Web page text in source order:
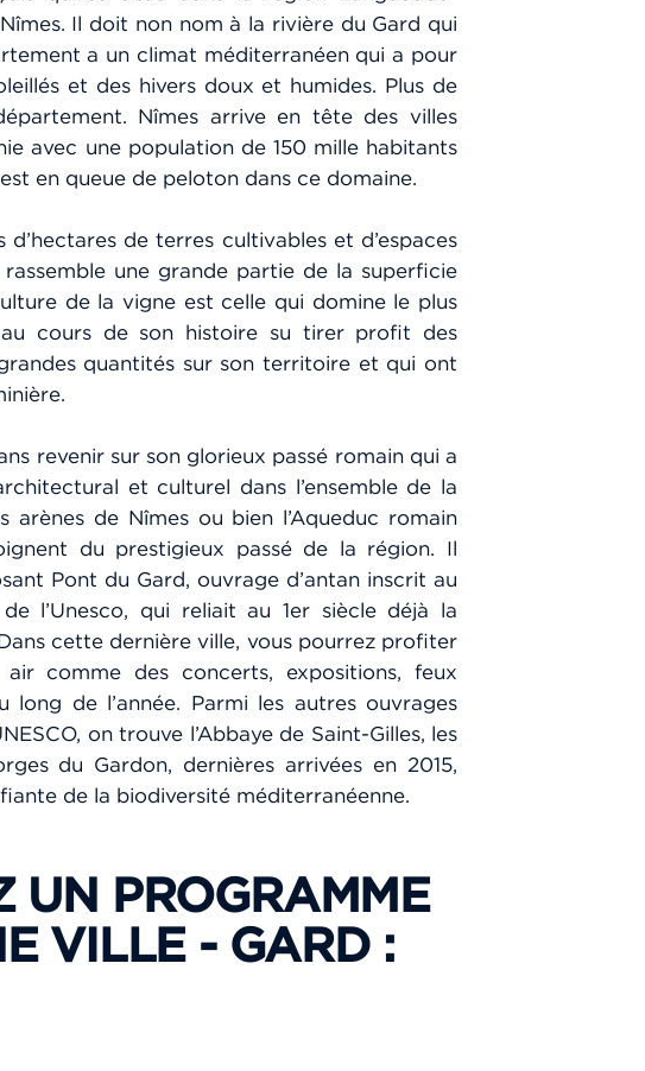
Il doit non nom à la rivière du Gard qui
a un climat méditerranéen qui a pour
et des hivers doux et humides. Plus de
Nîmes arrive en tête des villes
avec une population de 150 mille habitants
en queue de peloton dans ce domaine.
de terres cultivables et d’espaces
une grande partie de la superficie
de la vigne est celle qui domine le plus
cours de son histoire su tirer profit des
quantités sur son territoire et qui ont
revenir sur son glorieux passé romain qui a
et culturel dans l’ensemble de la
arènes de Nîmes ou bien l’Aqueduc romain
du prestigieux passé de la région. Il
Pont du Gard, ouvrage d’antan inscrit au
l’Unesco, qui reliait au 1er siècle déjà la
cette dernière ville, vous pourrez profiter
comme des concerts, expositions, feux
de l’année. Parmi les autres ouvrages
on trouve l’Abbaye de Saint-Gilles, les
du Gardon, dernières arrivées en 2015,
de la biodiversité méditerranéenne.
UN PROGRAMME
VILLE - GARD :